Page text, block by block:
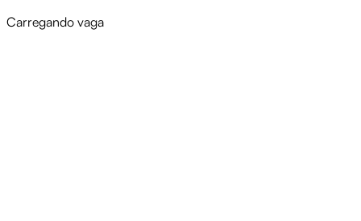
Carregando vaga